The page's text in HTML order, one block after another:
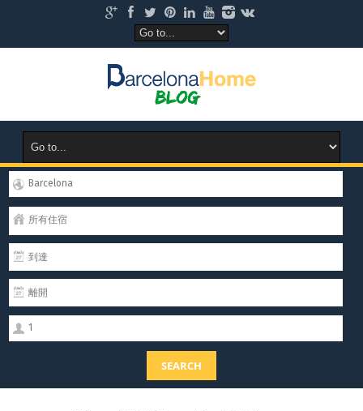
Barcelona
所有住宿
1
SEARCH